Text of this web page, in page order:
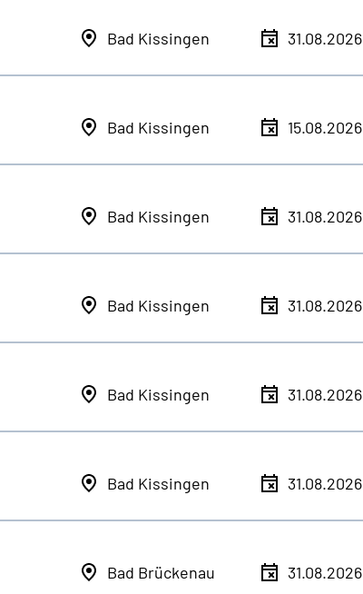
Bad Kissingen 31.08.2026
Bad Kissingen 15.08.2026
Bad Kissingen 31.08.2026
Bad Kissingen 31.08.2026
Bad Kissingen 31.08.2026
Bad Kissingen 31.08.2026
Bad Brückenau 31.08.2026